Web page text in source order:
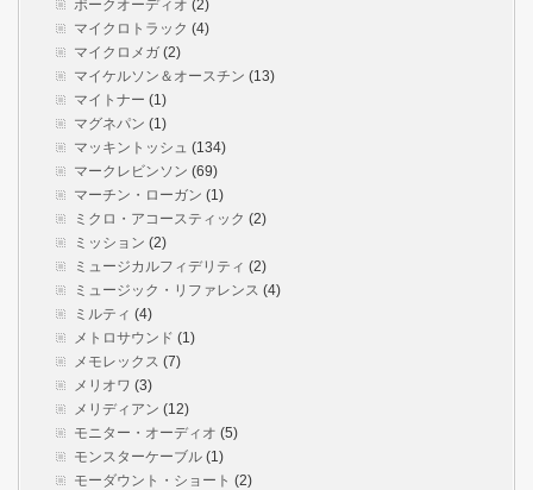
ポークオーディオ (2)
マイクロトラック (4)
マイクロメガ (2)
マイケルソン＆オースチン (13)
マイトナー (1)
マグネパン (1)
マッキントッシュ (134)
マークレビンソン (69)
マーチン・ローガン (1)
ミクロ・アコースティック (2)
ミッション (2)
ミュージカルフィデリティ (2)
ミュージック・リファレンス (4)
ミルティ (4)
メトロサウンド (1)
メモレックス (7)
メリオワ (3)
メリディアン (12)
モニター・オーディオ (5)
モンスターケーブル (1)
モーダウント・ショート (2)